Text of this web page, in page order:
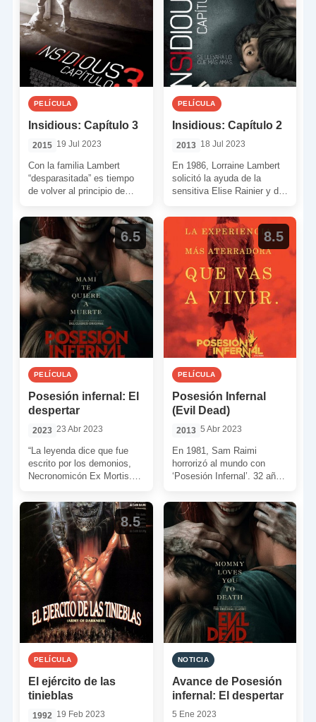
PELÍCULA
Insidious: Capítulo 3
2015 19 Jul 2023
Con la familia Lambert
“desparasitada” es tiempo
de volver al principio de
uno de los […]
PELÍCULA
Insidious: Capítulo 2
2013 18 Jul 2023
En 1986, Lorraine Lambert
solicitó la ayuda de la
sensitiva Elise Rainier y de
protegieran […]
6.5
PELÍCULA
Posesión infernal: El
despertar
2023 23 Abr 2023
“La leyenda dice que fue
escrito por los demonios,
Necronomicón Ex Mortis.
libro de la muerte’. […]
8.5
PELÍCULA
Posesión Infernal
(Evil Dead)
2013 5 Abr 2023
En 1981, Sam Raimi
horrorizó al mundo con
‘Posesión Infernal’. 32 años
volvió a llevar al […]
8.5
PELÍCULA
El ejército de las
tinieblas
1992 19 Feb 2023
NOTICIA
Avance de Posesión
infernal: El despertar
5 Ene 2023